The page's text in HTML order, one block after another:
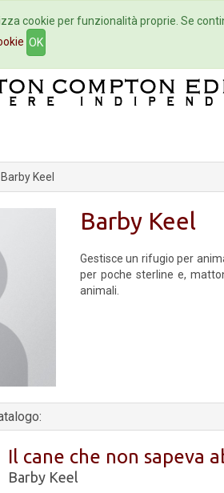
Autori Eventi
Barby Keel
Barby Keel
Gestisce un rifugio per
per poche sterline e,
animali.
Il cane che non sapeva
Barby Keel
cookie per funzionalità proprie. Se
OK